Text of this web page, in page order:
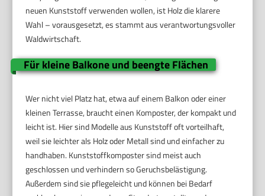
neuen Kunststoff verwenden wollen, ist Holz die klarere
Wahl – vorausgesetzt, es stammt aus verantwortungsvoller
Waldwirtschaft.
Für kleine Balkone und beengte Flächen
Wer nicht viel Platz hat, etwa auf einem Balkon oder einer
kleinen Terrasse, braucht einen Komposter, der kompakt und
leicht ist. Hier sind Modelle aus Kunststoff oft vorteilhaft,
weil sie leichter als Holz oder Metall sind und einfacher zu
handhaben. Kunststoffkomposter sind meist auch
geschlossen und verhindern so Geruchsbelästigung.
Außerdem sind sie pflegeleicht und können bei Bedarf